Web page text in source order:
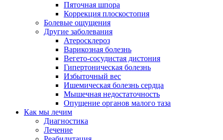
Пяточная шпора
Коррекция плоскостопия
Болевые ощущения
Другие заболевания
Атеросклероз
Варикозная болезнь
Вегето-сосудистая дистония
Гипертоническая болезнь
Избыточный вес
Ишемическая болезнь сердца
Мышечная недостаточность
Опущение органов малого таза
Как мы лечим
Диагностика
Лечение